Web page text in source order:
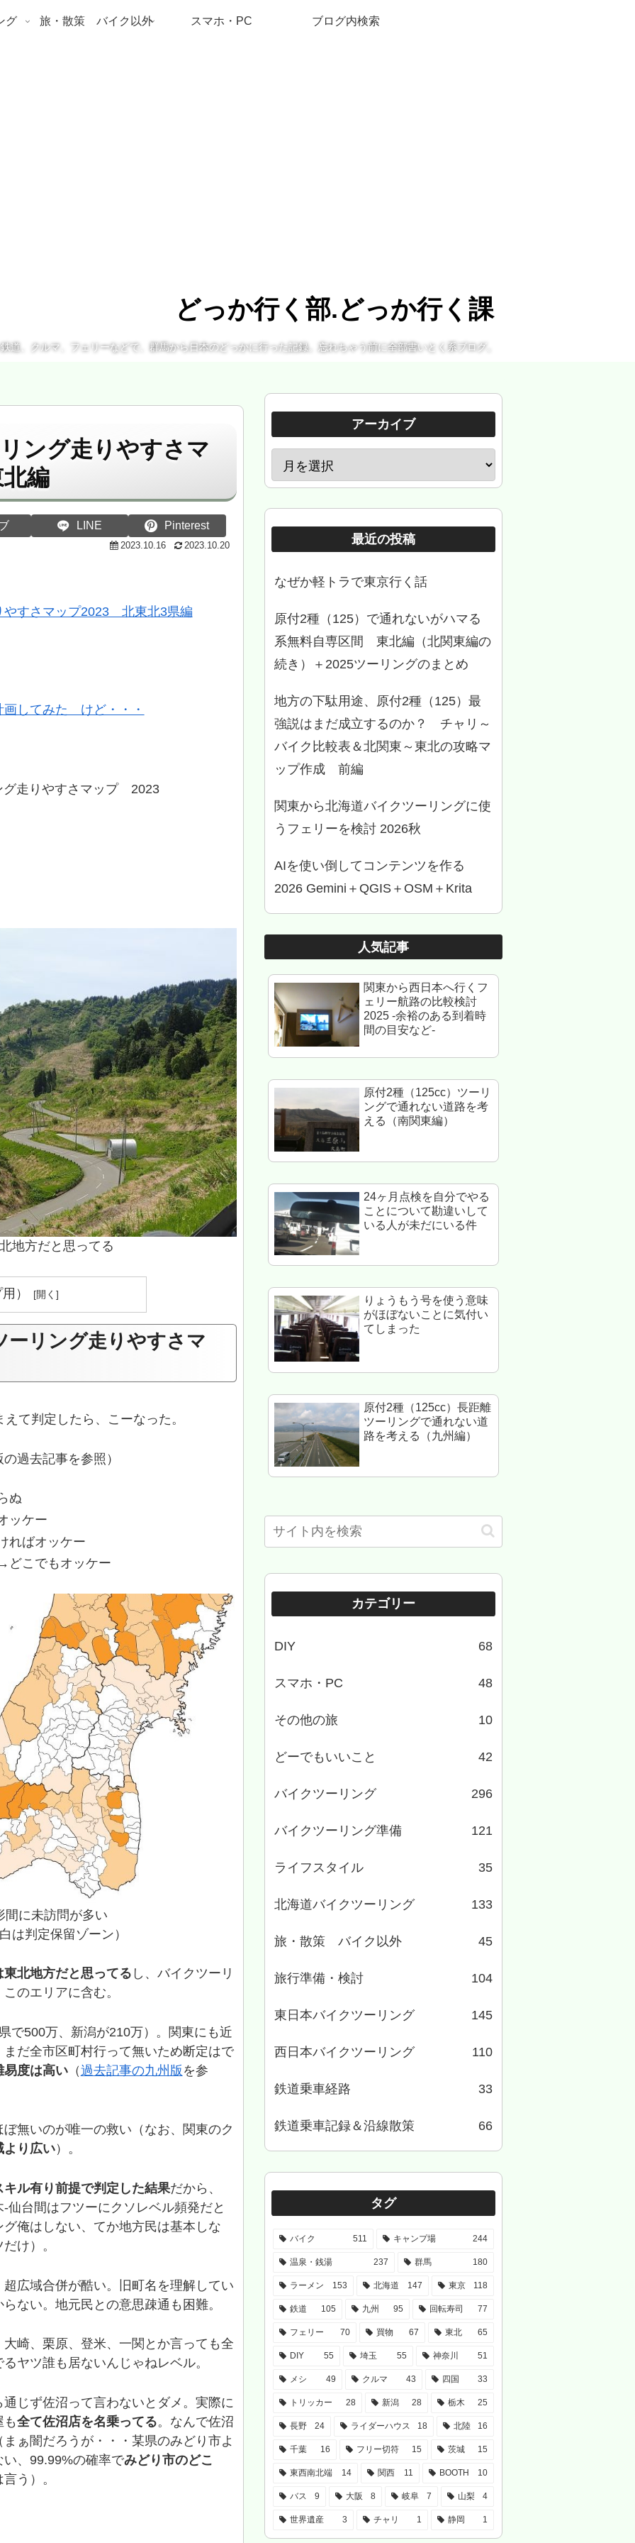
どっか行く部.どっか行く課
道、クルマ、フェリーなどで、群馬から日本のどっかに行った記録。忘れちゃう前に全部書いとく系ブログ。
グ 旅・散策 バイク以外 スマホ・PC ブログ内検索
ング走りやすさマ
編
LINE Pinterest
2023.10.16 2023.10.20
やすさマップ2023 北東北3県編
画してみた けど・・・
グ走りやすさマップ 2023
地方だと思ってる
）
ーリング走りやすさマ
えて判定したら、こーなった。
過去記事を参照）
ぬ
ッケー
ればオッケー
どこでもオッケー
間に未訪問が多い
は判定保留ゾーン）
北地方だと思ってる し、バイクツーリ
のエリアに含む。
で500万、新潟が210万）。関東にも近
だ全市区町村行って無いため断定はで
易度は高い（過去記事の九州版 を参
無いのが唯一の救い（なお、関東のク
より広い）。
ル有り前提で判定した結果だから、
仙台間はフツーにクソレベル頻発だと
俺はしない、てか地方民は基本しな
け）。
広域合併が酷い。旧町名を理解してい
ない。地元民との意思疎通も困難。
大崎、栗原、登米、一関とか言っても全
ヤツ誰も居ないんじゃねレベル。
じず佐沼って言わないとダメ。実際に
全て佐沼店を名乗ってる。なんで佐沼
ぁ闇だろうが・・・某県のみどり市よ
、99.99%の確率でみどり市のどこ
う）。
アーカイブ
最近の投稿
なぜか軽トラで東京行く話
原付2種（125）で通れないがハマる
系無料自専区間 東北編（北関東編の
続き）＋2025ツーリングのまとめ
地方の下駄用途、原付2種（125）最
強説はまだ成立するのか？ チャリ～
バイク比較表＆北関東～東北の攻略マ
ップ作成 前編
関東から北海道バイクツーリングに使
うフェリーを検討 2026秋
AIを使い倒してコンテンツを作る
2026 Gemini＋QGIS＋OSM＋Krita
人気記事
関東から西日本へ行くフ
ェリー航路の比較検討
2025 -余裕のある到着時
間の目安など-
原付2種（125cc）ツーリ
ングで通れない道路を考
える（南関東編）
24ヶ月点検を自分でやる
ことについて勘違いして
いる人が未だにいる件
りょうもう号を使う意味
がほぼないことに気付い
てしまった
原付2種（125cc）長距離
ツーリングで通れない道
路を考える（九州編）
カテゴリー
DIY 68
スマホ・PC 48
その他の旅 10
どーでもいいこと 42
バイクツーリング 296
バイクツーリング準備 121
ライフスタイル 35
北海道バイクツーリング 133
旅・散策 バイク以外 45
旅行準備・検討 104
東日本バイクツーリング 145
西日本バイクツーリング 110
鉄道乗車経路 33
鉄道乗車記録＆沿線散策 66
タグ
バイク 511 キャンプ場 244
温泉・銭湯 237 群馬 180
ラーメン 153 北海道 147 東京 118
鉄道 105 九州 95 回転寿司 77
フェリー 70 買物 67 東北 65
DIY 55 埼玉 55 神奈川 51
メシ 49 クルマ 43 四国 33
トリッカー 28 新潟 28 栃木 25
長野 24 ライダーハウス 18 北陸 16
千葉 16 フリー切符 15 茨城 15
東西南北端 14 関西 11 BOOTH 10
バス 9 大阪 8 岐阜 7 山梨 4
世界遺産 3 チャリ 1 静岡 1